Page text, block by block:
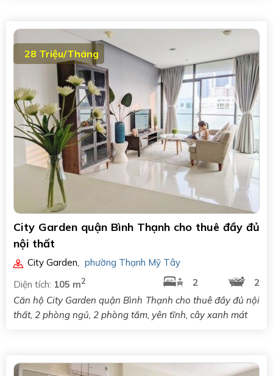
28 Triệu/Tháng
City Garden quận Bình Thạnh cho thuê đầy đủ
nội thất
City Garden
phường Thạnh Mỹ Tây
Diện tích: 105 m2 2
2
Căn hộ City Garden quận Bình Thạnh cho thuê đầy đủ nội
thất, 2 phòng ngủ, 2 phòng tắm, yên tĩnh, cây xanh mát